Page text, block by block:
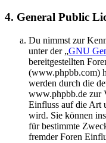
4. General Public
Du nimmst zur
unter der „GNU
bereitgestellten
(www.phpbb.com)
werden durch die
www.phpbb.de zur
Einfluss auf die Art
wird. Sie können
für bestimmte
fremder Foren